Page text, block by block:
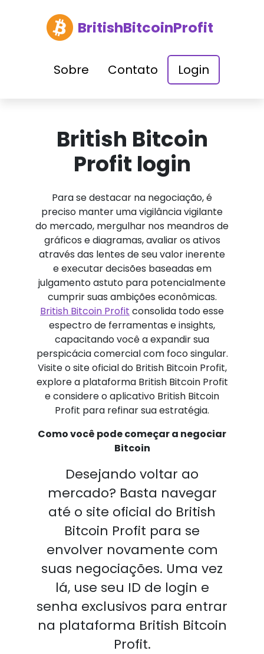
BritishBitcoinProfit
Sobre Contato Login
British Bitcoin
Profit login
Para se destacar na negociação, é
preciso manter uma vigilância vigilante
do mercado, mergulhar nos meandros de
gráficos e diagramas, avaliar os ativos
através das lentes de seu valor inerente
e executar decisões baseadas em
julgamento astuto para potencialmente
cumprir suas ambições econômicas.
British Bitcoin Profit consolida todo esse
espectro de ferramentas e insights,
capacitando você a expandir sua
perspicácia comercial com foco singular.
Visite o site oficial do British Bitcoin Profit,
explore a plataforma British Bitcoin Profit
e considere o aplicativo British Bitcoin
Profit para refinar sua estratégia.
Como você pode começar a negociar
Bitcoin
Desejando voltar ao
mercado? Basta navegar
até o site oficial do British
Bitcoin Profit para se
envolver novamente com
suas negociações. Uma vez
lá, use seu ID de login e
senha exclusivos para entrar
na plataforma British Bitcoin
Profit.